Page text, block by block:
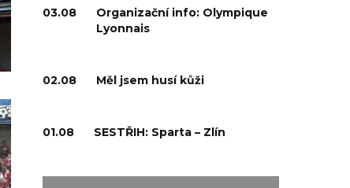
03.08
Organizační info: Olympique
Lyonnais
02.08 Měl jsem husí kůži
01.08 SESTŘIH: Sparta – Zlín